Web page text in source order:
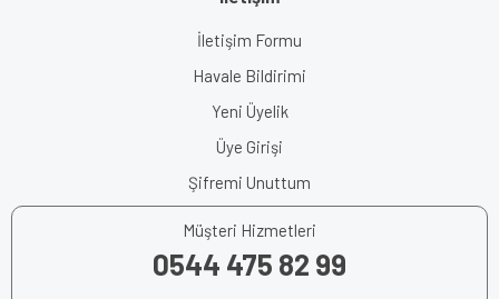
İletişim Formu
Havale Bildirimi
Yeni Üyelik
Üye Girişi
Şifremi Unuttum
Müşteri Hizmetleri
0544 475 82 99